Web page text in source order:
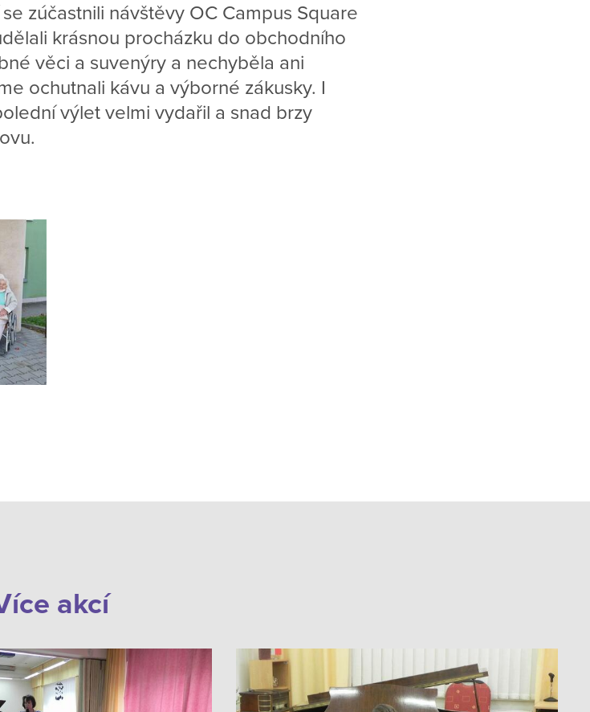
zúčastnili návštěvy OC Campus Square
krásnou procházku do obchodního
věci a suvenýry a nechyběla ani
ochutnali kávu a výborné zákusky. I
výlet velmi vydařil a snad brzy
akcí